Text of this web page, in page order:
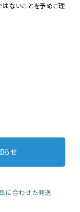
ないことを予めご理
らせ
に合わせた発送